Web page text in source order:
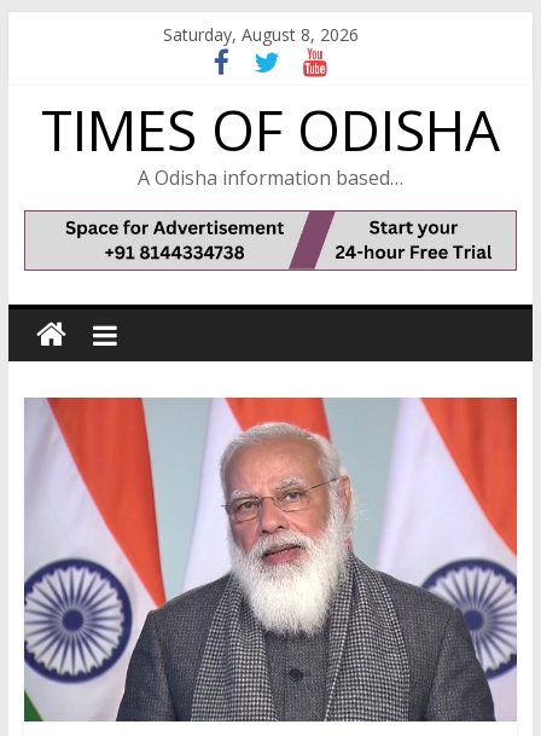
Saturday, August 8, 2026
TIMES OF ODISHA
A Odisha information based…